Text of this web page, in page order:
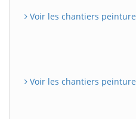
Voir les chantiers peinture
Voir les chantiers peinture